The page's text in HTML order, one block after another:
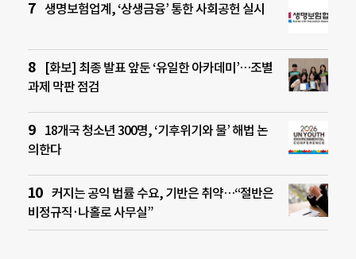
생명보험업계, ‘상생금융’ 통한 사회공헌 실시
[화보] 최종 발표 앞둔 ‘유일한 아카데미’…조별
과제 막판 점검
18개국 청소년 300명, ‘기후위기와 물’ 해법 논
의한다
커지는 공익 법률 수요, 기반은 취약…“절반은
비정규직·나홀로 사무실”